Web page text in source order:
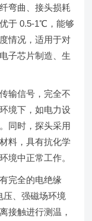
弯曲、接头损耗
于 0.5-1℃，能够
情况，适用于对
子芯片制造、生
输信号，完全不
境下，如电力设
同时，探头采用
料，具有抗化学
境中正常工作。
完全的电绝缘
压、强磁场环境
接触进行测温，